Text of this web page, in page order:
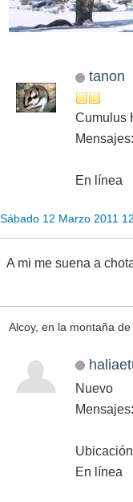
tanon
Cumulus
En línea
Sábado 12 Marzo 2011
A mi me suena a
Alcoy, en la montaña de
Nuevo
En línea